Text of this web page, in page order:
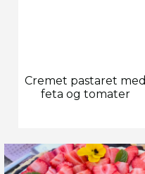
Cremet pastaret med
feta og tomater